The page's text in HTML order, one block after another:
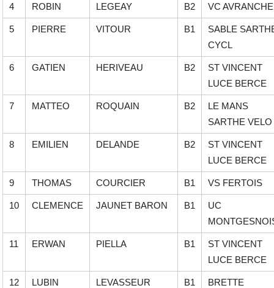
4 ROBIN LEGEAY B2 VC
5 PIERRE VITOUR B1
SABLE
CYCL
6 GATIEN HERIVEAU B2
ST VINCENT
LUCE BERCE
7 MATTEO ROQUAIN B2
LE MANS
SARTHE VELO
8 EMILIEN DELANDE B2
ST VINCENT
LUCE BERCE
9 THOMAS COURCIER B1 VS FERTOIS
10 CLEMENCE JAUNET BARON B1
UC
11 ERWAN PIELLA B1
ST VINCENT
LUCE BERCE
12 LUBIN LEVASSEUR B1
BRETTE